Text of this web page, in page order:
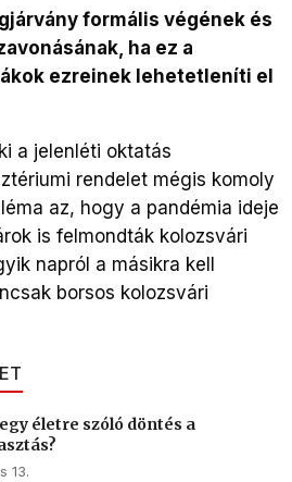
formális végének és
ha ez a
ezreinek lehetetleníti el
a jelenléti oktatás
rendelet mégis komoly
az, hogy a pandémia ideje
is felmondták kolozsvári
napról a másikra kell
borsos kolozsvári
életre szóló döntés a
13.